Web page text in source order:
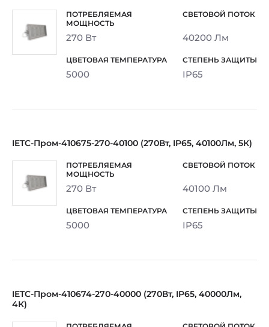
270 Вт 40200 Лм
5000 IP65
IETC-Пром-410675-270-40100 (270Вт, IP65, 40100Лм, 5К)
270 Вт 40100 Лм
5000 IP65
IETC-Пром-410674-270-40000 (270Вт, IP65, 40000Лм,
4К)